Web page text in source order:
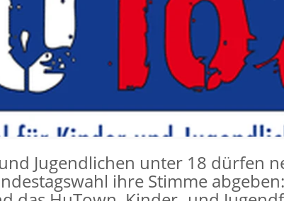
Jugendlichen unter 18 dürfen
ihre Stimme